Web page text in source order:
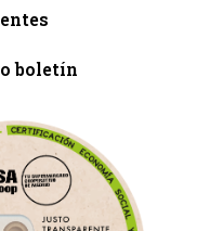
boletín